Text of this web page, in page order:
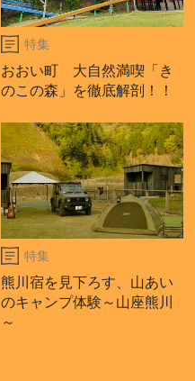
特集
おおい町 大自然満喫「き
のこの森」を徹底解剖！！
特集
熊川宿を見下ろす、山あい
のキャンプ体験～山座熊川
～